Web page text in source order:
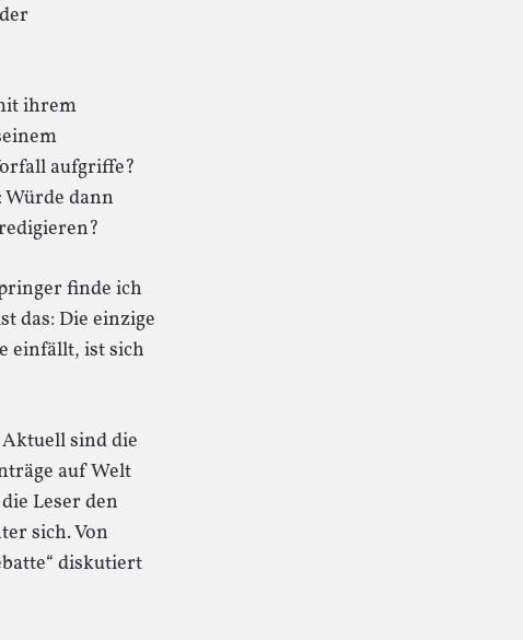
ihrem
aufgriffe?
dann
finde ich
das: Die einzige
einfällt, ist sich
Aktuell sind die
auf Welt
Leser den
sich. Von
diskutiert